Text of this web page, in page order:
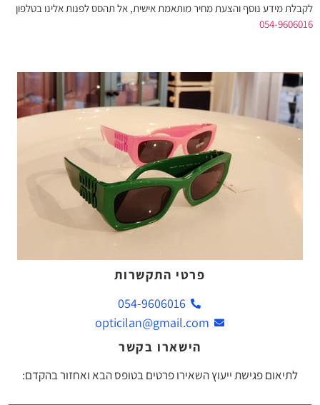
לקבלת מידע נוסף והצעת מחיר מותאמת אישית, אל תהסס לפנות אלינו בטלפון
054-9606016
פרטי התקשרות
054-9606016
opticilan@gmail.com
הישארו בקשר
לתיאום פגישת ייעוץ השאירו פרטים בטופס הבא ואחזור בהקדם: